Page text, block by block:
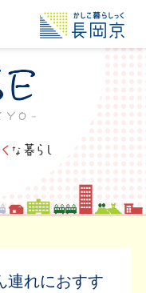
連れにおすす